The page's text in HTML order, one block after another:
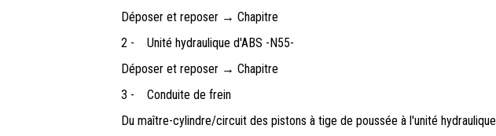
Déposer et reposer → Chapitre
2 -
Unité hydraulique d'ABS -N55-
Déposer et reposer → Chapitre
3 -
Conduite de frein
Du maître-cylindre/circuit des pistons à tige de poussée à l'unité hydraulique